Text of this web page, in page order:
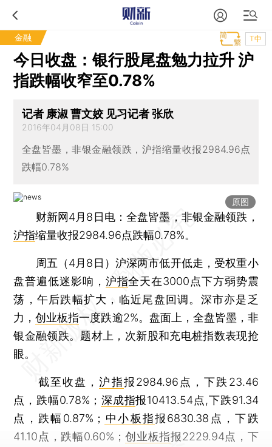
金融 T中
今日收盘：银行股尾盘勉力拉升 沪
指跌幅收窄至0.78%
记者 康淑 曹文姣 见习记者 张欣
2016年04月08日 15:00
全盘皆墨，非银金融领跌，沪指缩量收报2984.96点
跌幅0.78%
原图
财新网4月8日电：全盘皆墨，非银金融领跌，
沪指缩量收报2984.96点跌幅0.78%。
周五（4月8日）沪深两市低开低走，受权重小
盘普遍低迷影响， 沪指全天在3000点下方弱势震
荡，午后跌幅扩大，临近尾盘回调。深市亦是乏
力，创业板指一度跌逾2%。盘面上，全盘皆墨，非
银金融领跌。题材上，次新股和充电桩指数表现抢
眼。
截至收盘，沪指报2984.96点，下跌23.46
点，跌幅0.78%； 深成指报10413.54点,下跌91.34
点，跌幅0.87%； 中小板指报6830.38点，下跌
41.10点，跌幅0.60%； 创业板指报2229.94点，下